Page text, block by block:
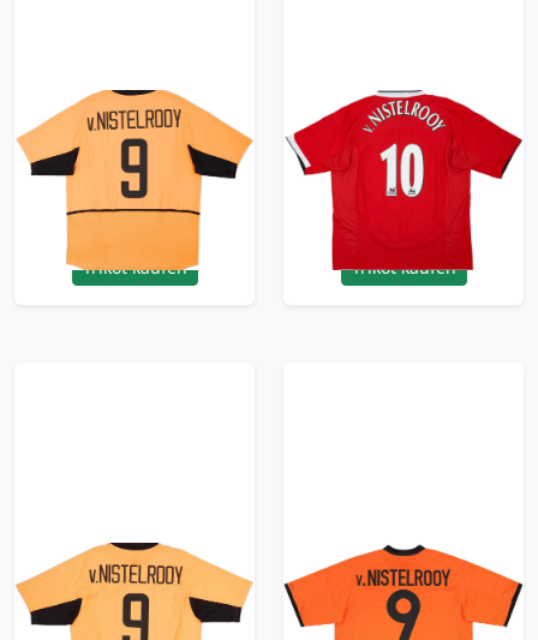
2002-04 Netherlands
Home Shirt
V.Nistelrooy #9 - 8/10
- (L)
209.99£ · ca. €248
Trikot kaufen
2004-06 Manchester
United Home Shirt v.
Nistelrooy #10 - 6/10 -
(XL)
209.99£ · ca. €248
Trikot kaufen
2002-04 Netherlands
Home Shirt
V.Nistelrooy #9 - 9/10
2000-02 Netherlands
Home Shirt
V.Nistelrooy #9